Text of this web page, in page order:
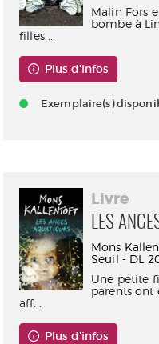
Malin Fors
bombe à
filles ...
Plus d'infos
Exemplaire(s)
Livre
LES
Mons
Seuil - DL
Une petite
parents ont
aff...
Plus d'infos